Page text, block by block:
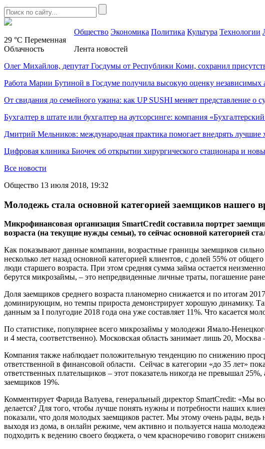
29 °C Переменная
Облачность
Общество Экономика Политика Культура Технологии
Лента новостей
Олег Михайлов, депутат Госдумы от Республики Коми, сохранил
Работа Марии Бутиной в Госдуме получила высокую оценку независимых
От свидания до семейного ужина: как UP SUSHI меняет представление о
Бухгалтер в штате или бухгалтер на аутсорсинге: компания
Дмитрий Мельников: международная практика помогает внедрять лучшие
Цифровая клиника Биочек об открытии хирургического стационара и
Все новости
Общество 13 июля 2018, 19:32
Молодежь стала основной категорией заемщиков нашего
Микрофинансовая организация SmartCredit составила портрет
возраста (на текущие нужды семьи), то сейчас основной категорией
Как показывают данные компании, возрастные границы заемщиков
несколько лет назад основной категорией клиентов, c долей 55% от
люди старшего возраста. При этом средняя сумма займа остается
берутся микрозаймы, – это непредвиденные личные траты, погашение
Доля заемщиков среднего возраста планомерно снижается и по итогам
доминирующим, но темпы прироста демонстрирует хорошую динамику.
данным за I полугодие 2018 года она уже составляет 11%. Что касается
По статистике, популярнее всего микрозаймы у молодежи Ямало-
и 4 места, соответственно). Московская область занимает лишь 20,
Компания также наблюдает положительную тенденцию по снижению
ответственной в финансовой области. Сейчас в категории «до 35 лет»
ответственных плательщиков – этот показатель никогда не превышал
заемщиков 19%.
Комментирует Фарида Валуева, генеральный директор SmartCredit: «Мы
делается? Для того, чтобы лучше понять нужны и потребности наших
показали, что доля молодых заемщиков растет. Мы этому очень рады,
выходя из дома, в онлайн режиме, чем активно и пользуется наша
подходить к ведению своего бюджета, о чем красноречиво говорит